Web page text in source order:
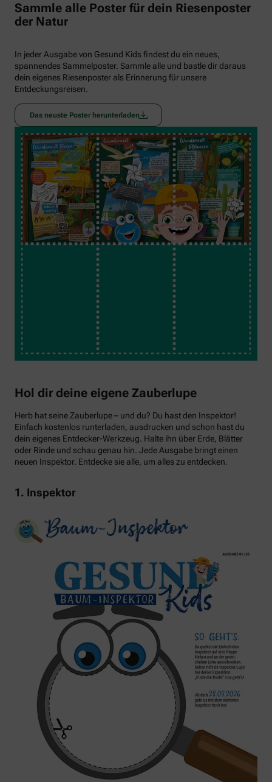
Sammle alle Poster für dein Riesenposter
der Natur
In jeder Ausgabe von Gesund Kids findest du ein neues,
spannendes Sammelposter. Sammle alle und bastle dir daraus
dein eigenes Riesenposter als Erinnerung für unsere
Entdeckungsreisen.
Das neuste Poster herunterladen
Hol dir deine eigene Zauberlupe
Herb hat seine Zauberlupe – und du? Du hast den Inspektor!
Einfach kostenlos runterladen, ausdrucken und schon hast du
dein eigenes Entdecker-Werkzeug. Halte ihn über Erde, Blätter
oder Rinde und schau genau hin. Jede Ausgabe bringt einen
neuen Inspektor. Entdecke sie alle, um alles zu entdecken.
1. Inspektor